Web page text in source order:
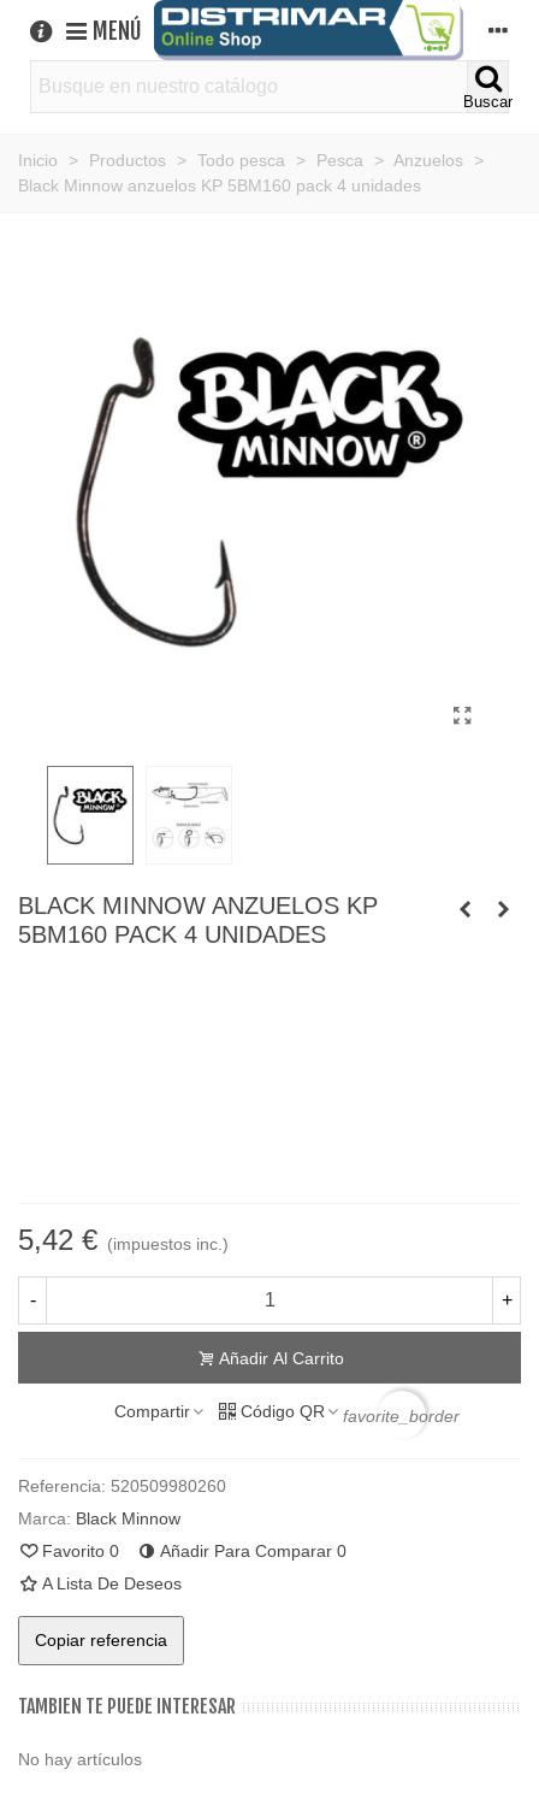
MENÚ
Buscar
Inicio > Productos > Todo pesca > Pesca > Anzuelos
>
Black Minnow anzuelos KP 5BM160 pack 4 unidades
BLACK MINNOW ANZUELOS KP
5BM160 PACK 4 UNIDADES
5,42 € (impuestos inc.)
- +
Añadir Al Carrito
Compartir Código QR favorite_border
Referencia: 520509980260
Marca: Black Minnow
Favorito 0 Añadir Para Comparar 0
A Lista De Deseos
Copiar referencia
TAMBIEN TE PUEDE INTERESAR
No hay artículos